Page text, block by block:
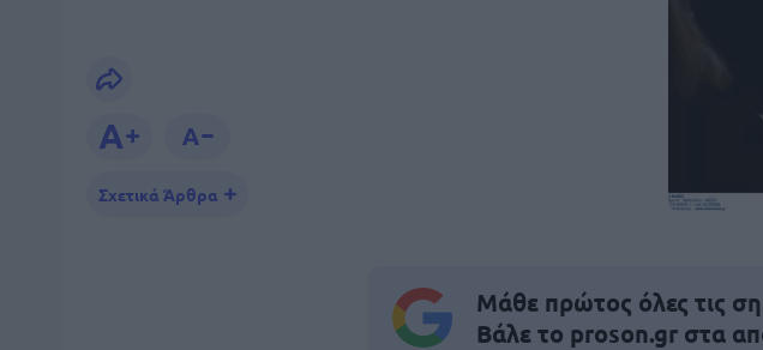
Σχετικά Άρθρα
Μάθε πρώτος όλες τις
Βάλε το proson.gr στα